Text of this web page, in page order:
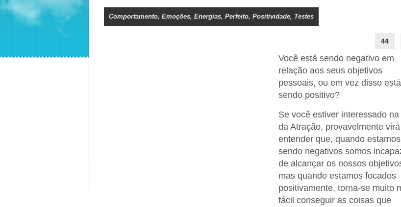
Comportamento, Emoções, Energias, Perfeito, Positividade, Testes
44
Você está sendo negativo em
relação aos seus objetivos
pessoais, ou em vez disso está
sendo positivo?
Se você estiver interessado na
da Atração, provavelmente
entender que, quando estamos
sendo negativos somos
de alcançar os nossos
mas quando estamos focados
positivamente, torna-se muito
fácil conseguir as coisas que